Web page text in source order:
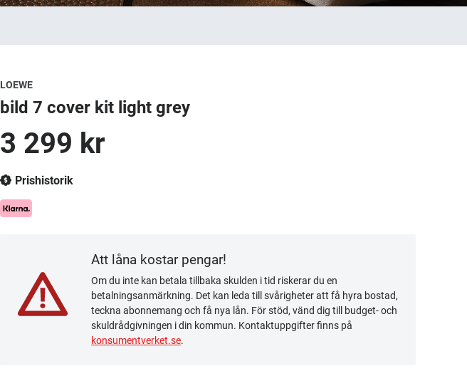
LOEWE
bild 7 cover kit light grey
3 299 kr
Prishistorik
Att låna kostar pengar!
Om du inte kan betala tillbaka skulden i tid riskerar du en
betalningsanmärkning. Det kan leda till svårigheter att få hyra bostad,
teckna abonnemang och få nya lån. För stöd, vänd dig till budget- och
skuldrådgivningen i din kommun. Kontaktuppgifter finns på
konsumentverket.se.